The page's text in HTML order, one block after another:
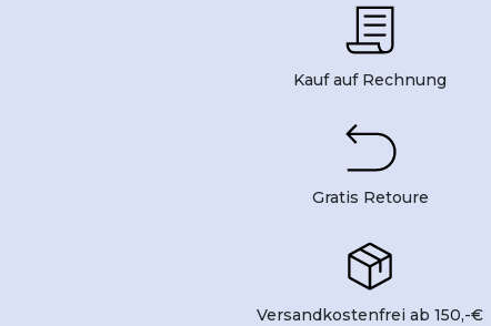
Kauf auf Rechnung
Gratis Retoure
Versandkostenfrei ab 150,-€